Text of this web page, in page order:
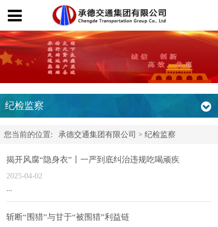
纪检监察
您当前的位置: 承德交通集团有限公司 > 纪检监察
揭开风腐“隐身衣”丨一严到底纠治违规吃喝顽疾
2025-04-02
...
斩断“围猎”与甘于“被围猎”利益链